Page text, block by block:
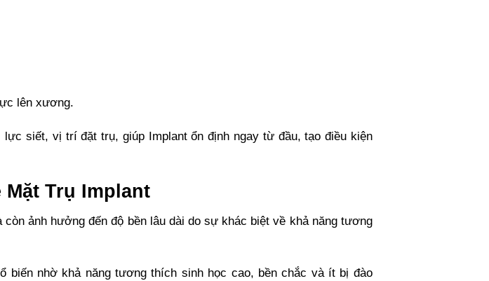
lên xương.
siết, vị trí đặt trụ, giúp Implant ổn định ngay từ đầu, tạo điều kiện
Mặt Trụ Implant
ảnh hưởng đến độ bền lâu dài do sự khác biệt về khả năng tương
biến nhờ khả năng tương thích sinh học cao, bền chắc và ít bị đào